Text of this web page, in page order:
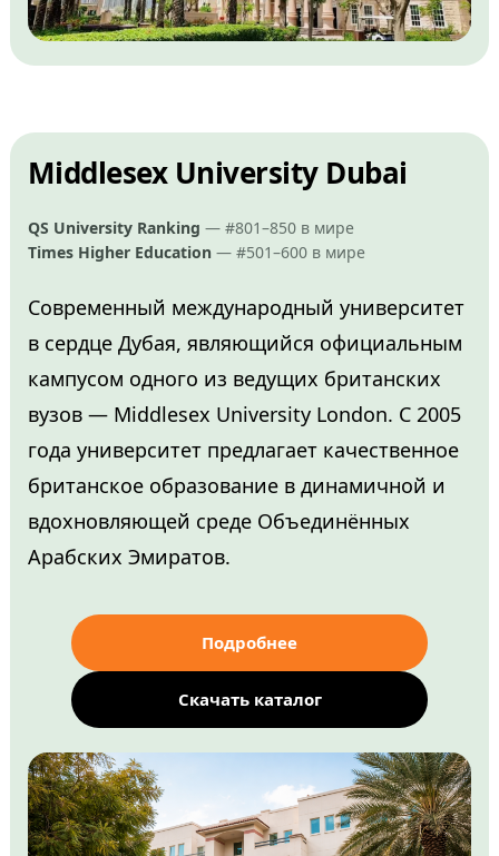
Middlesex University Dubai
QS University Ranking — #801–850 в мире
Times Higher Education — #501–600 в мире
Современный международный университет
в сердце Дубая, являющийся официальным
кампусом одного из ведущих британских
вузов — Middlesex University London. С 2005
года университет предлагает качественное
британское образование в динамичной и
вдохновляющей среде Объединённых
Арабских Эмиратов.
Подробнее
Скачать каталог